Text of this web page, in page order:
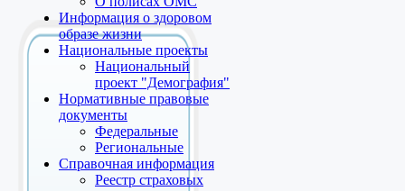
Информация о здоровом
образе жизни
Национальные проекты
Национальный
проект "Демография"
Нормативные правовые
документы
Федеральные
Региональные
Справочная информация
Реестр страховых